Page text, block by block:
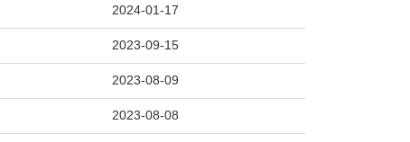
2024-01-17
2023-09-15
2023-08-09
2023-08-08